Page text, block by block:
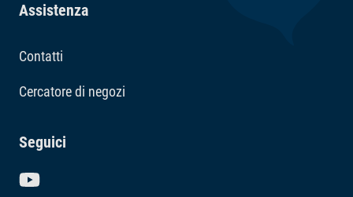
Assistenza
Contatti
Cercatore di negozi
Seguici